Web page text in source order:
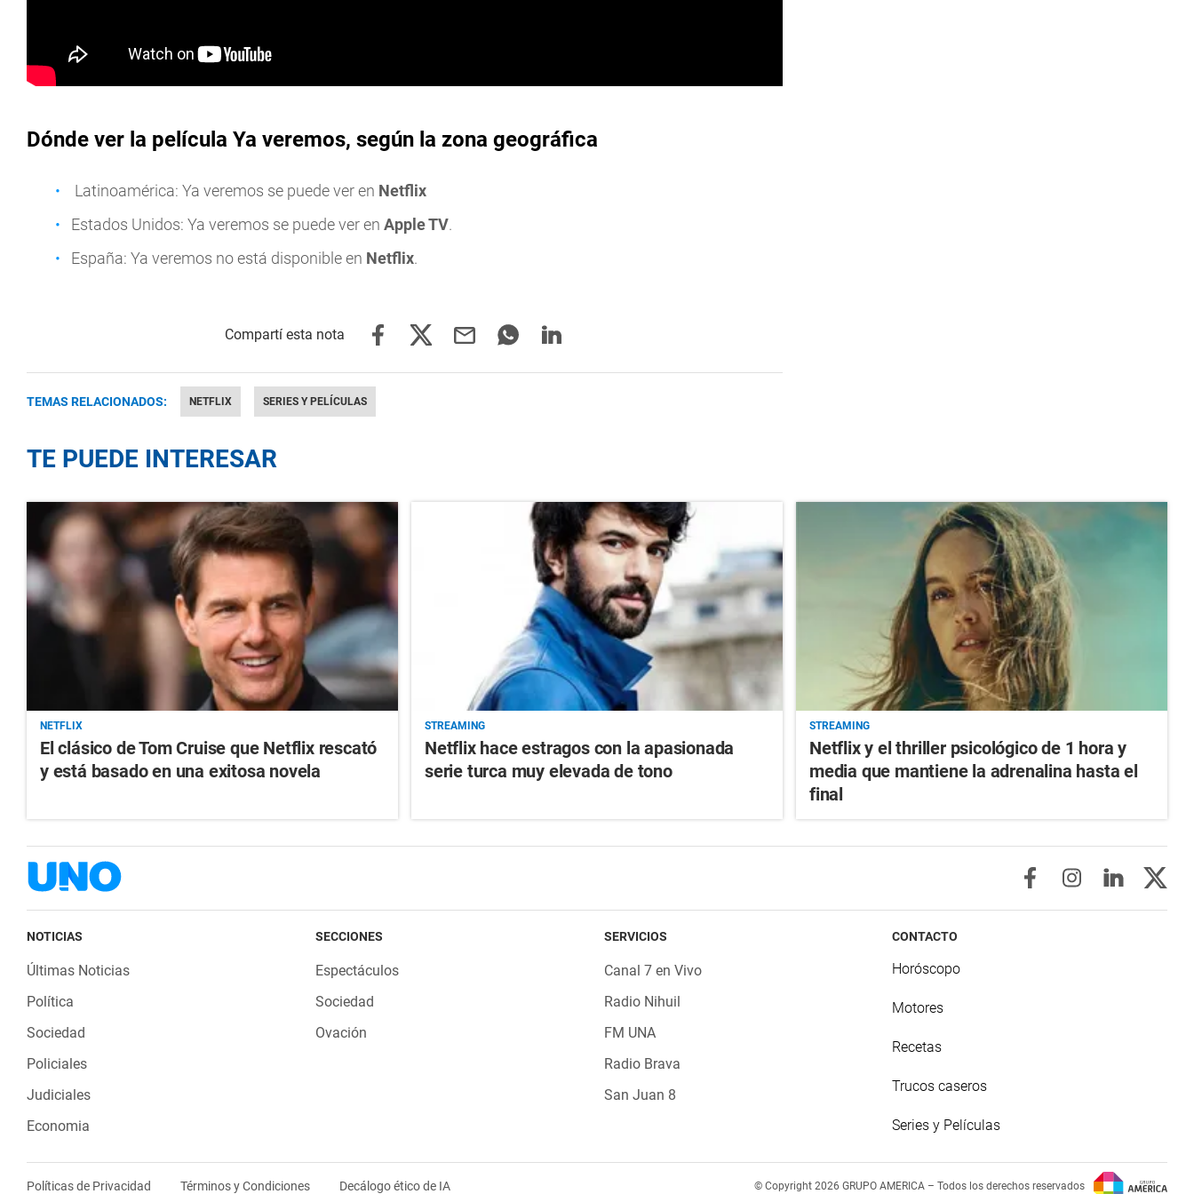
Dónde ver la película Ya veremos, según la zona geográfica
Latinoamérica: Ya veremos se puede ver en Netflix
Estados Unidos: Ya veremos se puede ver en Apple TV.
España: Ya veremos no está disponible en Netflix.
TEMAS RELACIONADOS: NETFLIX SERIES Y PELÍCULAS
TE PUEDE INTERESAR
NETFLIX
El clásico de Tom Cruise que Netflix rescató
y está basado en una exitosa novela
STREAMING
Netflix hace estragos con la apasionada
serie turca muy elevada de tono
STREAMING
Netflix y el thriller psicológico de 1 hora y
media que mantiene la adrenalina hasta el
final
NOTICIAS
Últimas Noticias
Política
Sociedad
Policiales
Judiciales
Economia
SECCIONES
Espectáculos
Sociedad
Ovación
SERVICIOS
Canal 7 en Vivo
Radio Nihuil
FM UNA
Radio Brava
San Juan 8
CONTACTO
Horóscopo
Motores
Recetas
Trucos caseros
Series y Películas
Políticas de Privacidad Términos y Condiciones Decálogo ético de IA © Copyright 2026 GRUPO AMERICA – Todos los derechos reservados